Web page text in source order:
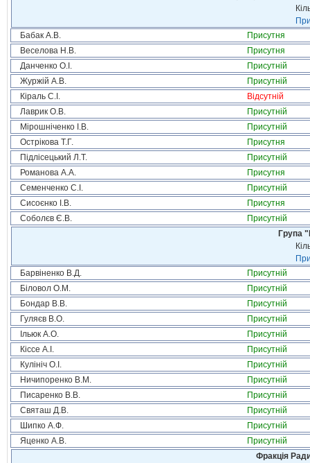
Бабак А.В.
Присутня
Веселова Н.В.
Присутня
Данченко О.І.
Присутній
Журжій А.В.
Присутній
Кіраль С.І.
Відсутній
Лаврик О.В.
Присутній
Мірошніченко І.В.
Присутній
Острікова Т.Г.
Присутня
Підлісецький Л.Т.
Присутній
Романова А.А.
Присутня
Семенченко С.І.
Присутній
Сисоєнко І.В.
Присутня
Соболєв Є.В.
Присутній
Група
Барвіненко В.Д.
Присутній
Біловол О.М.
Присутній
Бондар В.В.
Присутній
Гуляєв В.О.
Присутній
Ільюк А.О.
Присутній
Кіссе А.І.
Присутній
Кулініч О.І.
Присутній
Ничипоренко В.М.
Присутній
Писаренко В.В.
Присутній
Святаш Д.В.
Присутній
Шипко А.Ф.
Присутній
Яценко А.В.
Присутній
Фракція